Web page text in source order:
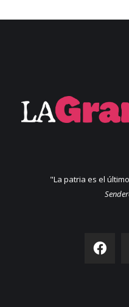
"La patria es el